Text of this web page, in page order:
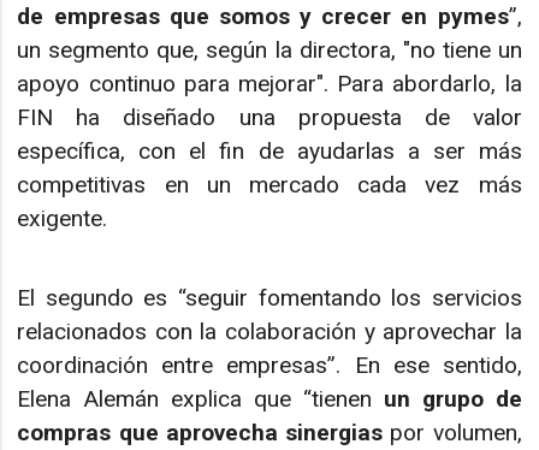
de empresas que somos y crecer en pymes”,
un segmento que, según la directora, "no tiene un
apoyo continuo para mejorar". Para abordarlo, la
FIN ha diseñado una propuesta de valor
específica, con el fin de ayudarlas a ser más
competitivas en un mercado cada vez más
exigente.
El segundo es “seguir fomentando los servicios
relacionados con la colaboración y aprovechar la
coordinación entre empresas”. En ese sentido,
Elena Alemán explica que “tienen un grupo de
compras que aprovecha sinergias por volumen,